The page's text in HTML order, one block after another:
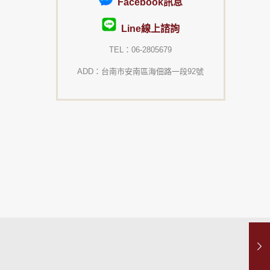
Line線上諮詢
TEL：06-2805679
ADD：台南市安南區海佃路一段92號